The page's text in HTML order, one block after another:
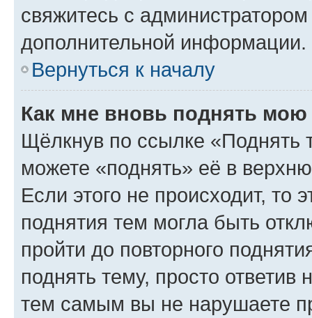
свяжитесь с
дополнительной информации.
Вернуться к началу
Как мне вновь поднять мою
Щёлкнув по ссылке «Поднять
можете «поднять» её в
Если этого не происходит, то
поднятия тем могла быть
пройти до повторного
поднять тему, просто ответив
тем самым вы не нарушаете